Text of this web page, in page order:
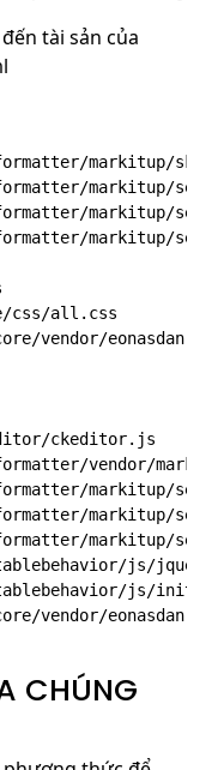
tài sản của
markitup/
markitup/
markitup/
markitup/
css/all.css
vendor/eonasdan-
ckeditor.js
vendor/
markitup/
markitup/
markitup/
js/
js/init.js
vendor/eonasdan-
CHÚNG